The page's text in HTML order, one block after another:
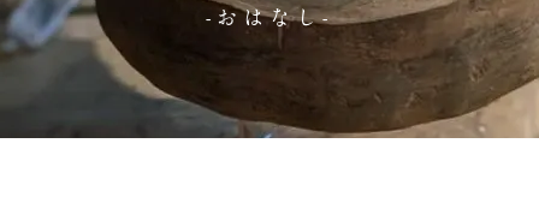
-おはなし-